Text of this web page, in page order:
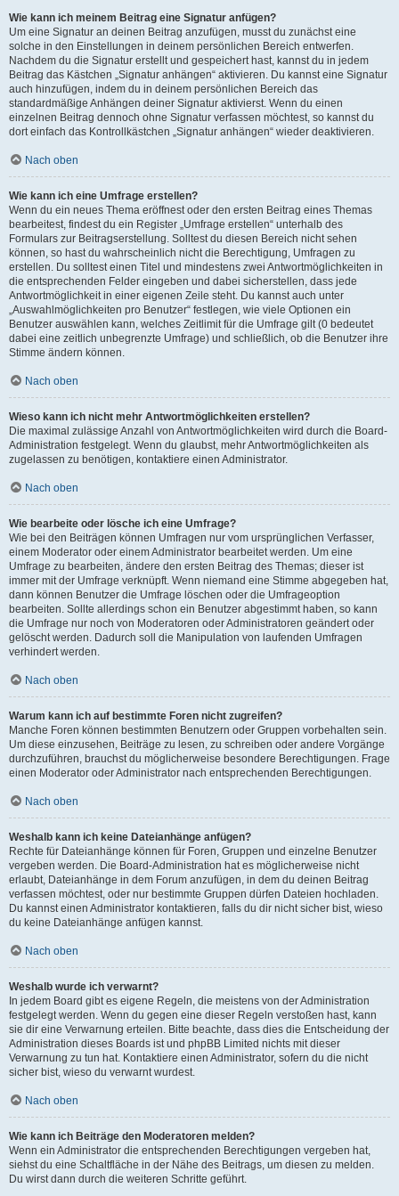
Wie kann ich meinem Beitrag eine Signatur anfügen?
Um eine Signatur an deinen Beitrag anzufügen, musst du zunächst eine
solche in den Einstellungen in deinem persönlichen Bereich entwerfen.
Nachdem du die Signatur erstellt und gespeichert hast, kannst du in jedem
Beitrag das Kästchen „Signatur anhängen“ aktivieren. Du kannst eine Signatur
auch hinzufügen, indem du in deinem persönlichen Bereich das
standardmäßige Anhängen deiner Signatur aktivierst. Wenn du einen
einzelnen Beitrag dennoch ohne Signatur verfassen möchtest, so kannst du
dort einfach das Kontrollkästchen „Signatur anhängen“ wieder deaktivieren.
Nach oben
Wie kann ich eine Umfrage erstellen?
Wenn du ein neues Thema eröffnest oder den ersten Beitrag eines Themas
bearbeitest, findest du ein Register „Umfrage erstellen“ unterhalb des
Formulars zur Beitragserstellung. Solltest du diesen Bereich nicht sehen
können, so hast du wahrscheinlich nicht die Berechtigung, Umfragen zu
erstellen. Du solltest einen Titel und mindestens zwei Antwortmöglichkeiten in
die entsprechenden Felder eingeben und dabei sicherstellen, dass jede
Antwortmöglichkeit in einer eigenen Zeile steht. Du kannst auch unter
„Auswahlmöglichkeiten pro Benutzer“ festlegen, wie viele Optionen ein
Benutzer auswählen kann, welches Zeitlimit für die Umfrage gilt (0 bedeutet
dabei eine zeitlich unbegrenzte Umfrage) und schließlich, ob die Benutzer ihre
Stimme ändern können.
Nach oben
Wieso kann ich nicht mehr Antwortmöglichkeiten erstellen?
Die maximal zulässige Anzahl von Antwortmöglichkeiten wird durch die Board-
Administration festgelegt. Wenn du glaubst, mehr Antwortmöglichkeiten als
zugelassen zu benötigen, kontaktiere einen Administrator.
Nach oben
Wie bearbeite oder lösche ich eine Umfrage?
Wie bei den Beiträgen können Umfragen nur vom ursprünglichen Verfasser,
einem Moderator oder einem Administrator bearbeitet werden. Um eine
Umfrage zu bearbeiten, ändere den ersten Beitrag des Themas; dieser ist
immer mit der Umfrage verknüpft. Wenn niemand eine Stimme abgegeben hat,
dann können Benutzer die Umfrage löschen oder die Umfrageoption
bearbeiten. Sollte allerdings schon ein Benutzer abgestimmt haben, so kann
die Umfrage nur noch von Moderatoren oder Administratoren geändert oder
gelöscht werden. Dadurch soll die Manipulation von laufenden Umfragen
verhindert werden.
Nach oben
Warum kann ich auf bestimmte Foren nicht zugreifen?
Manche Foren können bestimmten Benutzern oder Gruppen vorbehalten sein.
Um diese einzusehen, Beiträge zu lesen, zu schreiben oder andere Vorgänge
durchzuführen, brauchst du möglicherweise besondere Berechtigungen. Frage
einen Moderator oder Administrator nach entsprechenden Berechtigungen.
Nach oben
Weshalb kann ich keine Dateianhänge anfügen?
Rechte für Dateianhänge können für Foren, Gruppen und einzelne Benutzer
vergeben werden. Die Board-Administration hat es möglicherweise nicht
erlaubt, Dateianhänge in dem Forum anzufügen, in dem du deinen Beitrag
verfassen möchtest, oder nur bestimmte Gruppen dürfen Dateien hochladen.
Du kannst einen Administrator kontaktieren, falls du dir nicht sicher bist, wieso
du keine Dateianhänge anfügen kannst.
Nach oben
Weshalb wurde ich verwarnt?
In jedem Board gibt es eigene Regeln, die meistens von der Administration
festgelegt werden. Wenn du gegen eine dieser Regeln verstoßen hast, kann
sie dir eine Verwarnung erteilen. Bitte beachte, dass dies die Entscheidung der
Administration dieses Boards ist und phpBB Limited nichts mit dieser
Verwarnung zu tun hat. Kontaktiere einen Administrator, sofern du die nicht
sicher bist, wieso du verwarnt wurdest.
Nach oben
Wie kann ich Beiträge den Moderatoren melden?
Wenn ein Administrator die entsprechenden Berechtigungen vergeben hat,
siehst du eine Schaltfläche in der Nähe des Beitrags, um diesen zu melden.
Du wirst dann durch die weiteren Schritte geführt.